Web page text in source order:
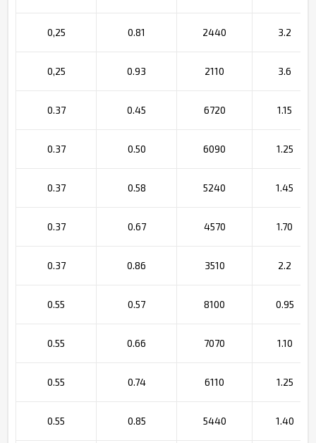
0,25 0.81 2440 3.2
0,25 0.93 2110 3.6
0.37 0.45 6720 1.15
0.37 0.50 6090 1.25
0.37 0.58 5240 1.45
0.37 0.67 4570 1.70
0.37 0.86 3510 2.2
0.55 0.57 8100 0.95
0.55 0.66 7070 1.10
0.55 0.74 6110 1.25
0.55 0.85 5440 1.40